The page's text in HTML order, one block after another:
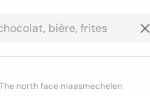
The north face maasmechelen